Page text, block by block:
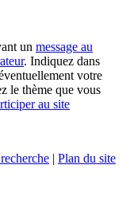
un message au
. Indiquez dans
votre
le thème que vous
au site
| Plan du site